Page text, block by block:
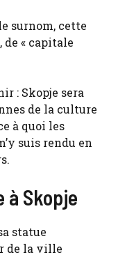
surnom, cette
« capitale
: Skopje sera
de la culture
à quoi les
suis rendu en
à Skopje